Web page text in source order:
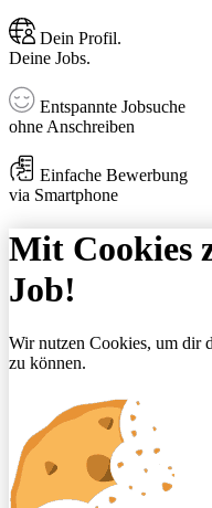
Dein Profil.
Deine Jobs.
Entspannte Jobsuche
ohne Anschreiben
Einfache Bewerbung
via Smartphone
Mit Cookies
Job!
Wir nutzen Cookies, um dir
zu können.